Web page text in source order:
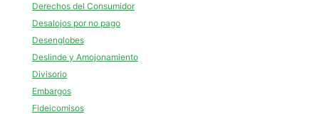
Derechos del Consumidor
Desalojos por no pago
Desenglobes
Deslinde y Amojonamiento
Divisorio
Embargos
Fideicomisos